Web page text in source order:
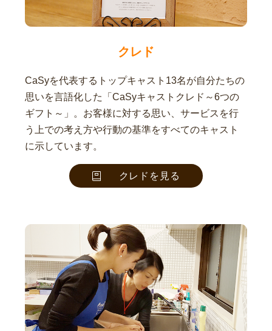
クレド
CaSyを代表するトップキャスト13名が自分たちの
思いを言語化した「CaSyキャストクレド～6つの
ギフト～」。お客様に対する思い、サービスを行
う上での考え方や行動の基準をすべてのキャスト
に示しています。
クレドを見る